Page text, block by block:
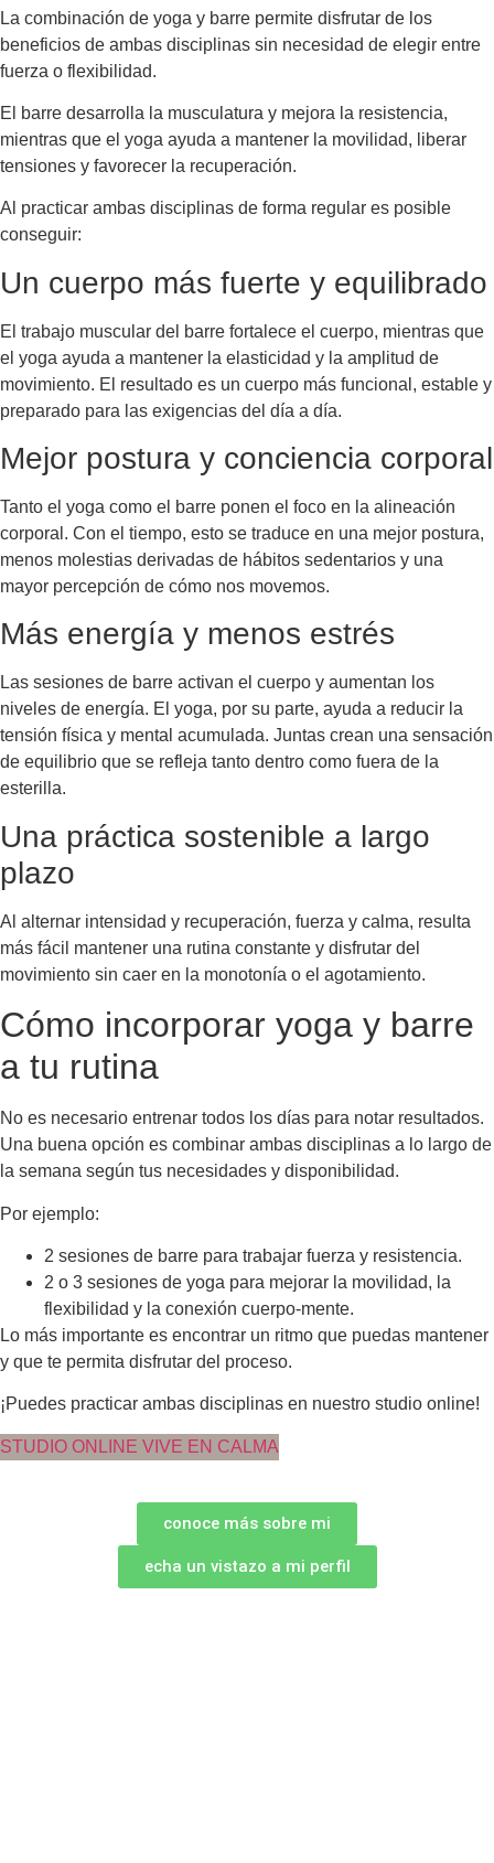
La combinación de yoga y barre permite disfrutar de los
beneficios de ambas disciplinas sin necesidad de elegir entre
fuerza o flexibilidad.
El barre desarrolla la musculatura y mejora la resistencia,
mientras que el yoga ayuda a mantener la movilidad, liberar
tensiones y favorecer la recuperación.
Al practicar ambas disciplinas de forma regular es posible
conseguir:
Un cuerpo más fuerte y equilibrado
El trabajo muscular del barre fortalece el cuerpo, mientras que
el yoga ayuda a mantener la elasticidad y la amplitud de
movimiento. El resultado es un cuerpo más funcional, estable y
preparado para las exigencias del día a día.
Mejor postura y conciencia corporal
Tanto el yoga como el barre ponen el foco en la alineación
corporal. Con el tiempo, esto se traduce en una mejor postura,
menos molestias derivadas de hábitos sedentarios y una
mayor percepción de cómo nos movemos.
Más energía y menos estrés
Las sesiones de barre activan el cuerpo y aumentan los
niveles de energía. El yoga, por su parte, ayuda a reducir la
tensión física y mental acumulada. Juntas crean una sensación
de equilibrio que se refleja tanto dentro como fuera de la
esterilla.
Una práctica sostenible a largo
plazo
Al alternar intensidad y recuperación, fuerza y calma, resulta
más fácil mantener una rutina constante y disfrutar del
movimiento sin caer en la monotonía o el agotamiento.
Cómo incorporar yoga y barre
a tu rutina
No es necesario entrenar todos los días para notar resultados.
Una buena opción es combinar ambas disciplinas a lo largo de
la semana según tus necesidades y disponibilidad.
Por ejemplo:
2 sesiones de barre para trabajar fuerza y resistencia.
2 o 3 sesiones de yoga para mejorar la movilidad, la
flexibilidad y la conexión cuerpo-mente.
Lo más importante es encontrar un ritmo que puedas mantener
y que te permita disfrutar del proceso.
¡Puedes practicar ambas disciplinas en nuestro studio online!
STUDIO ONLINE VIVE EN CALMA
conoce más sobre mi
echa un vistazo a mi perfil